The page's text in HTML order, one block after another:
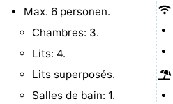
jeux
Parcours
Centres
Max. 6 personen.
Chambres: 3.
Lits: 4.
Lits superposés.
Salles de bain: 1.